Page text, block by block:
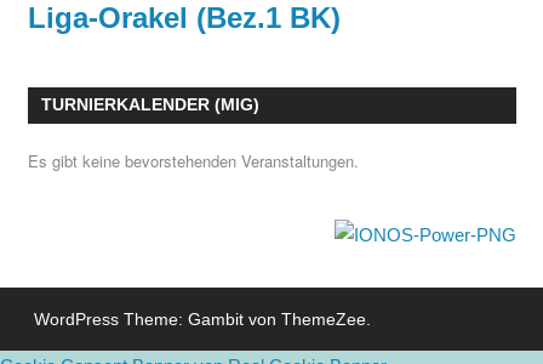
Liga-Orakel (Bez.1 BK)
TURNIERKALENDER (MIG)
Es gibt keine bevorstehenden Veranstaltungen.
WordPress Theme: Gambit von ThemeZee.